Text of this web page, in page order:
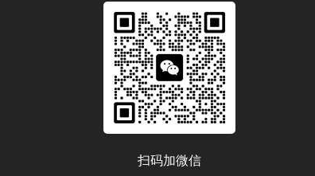
扫码加微信